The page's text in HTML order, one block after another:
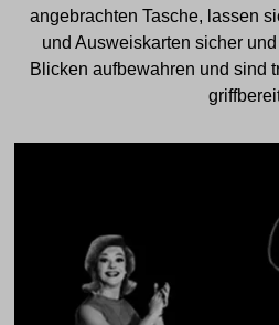
angebrachten Tasche, lassen
und Ausweiskarten sicher
Blicken aufbewahren und sind